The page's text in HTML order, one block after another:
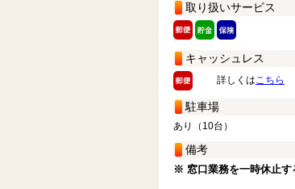
取り扱いサービス
キャッシュレス
詳しくはこちら
駐車場
あり（10台）
備考
※ 窓口業務を一時休止す